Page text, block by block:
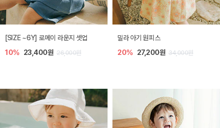
엘리오 아기 블라우스
20% 21,600원 27,000원
엘로디 니트 아기 뷔스티에
20% 21,600원 27,000원